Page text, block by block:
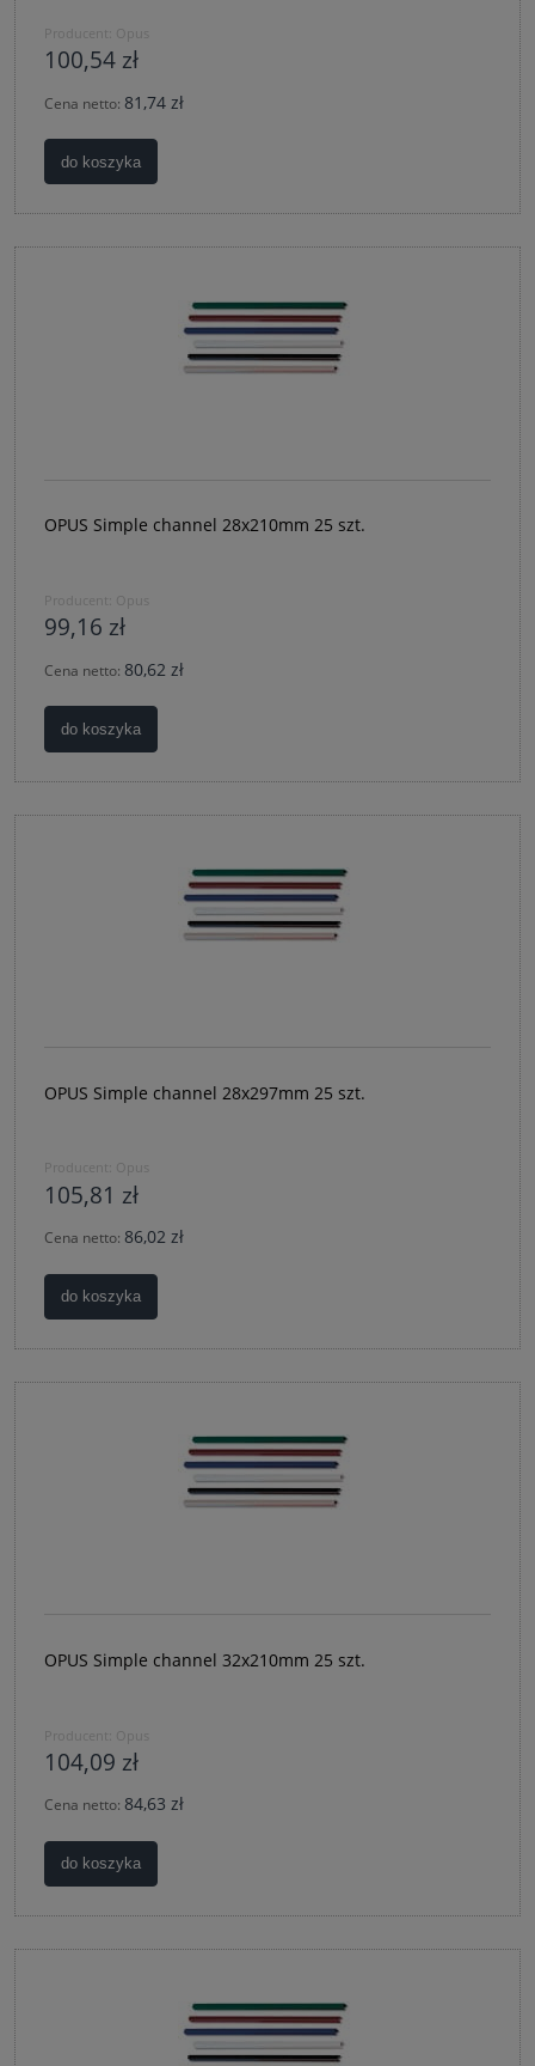
Producent: Opus
100,54 zł
Cena netto: 81,74 zł
do koszyka
OPUS Simple channel 28x210mm 25 szt.
Producent: Opus
99,16 zł
Cena netto: 80,62 zł
do koszyka
OPUS Simple channel 28x297mm 25 szt.
Producent: Opus
105,81 zł
Cena netto: 86,02 zł
do koszyka
OPUS Simple channel 32x210mm 25 szt.
Producent: Opus
104,09 zł
Cena netto: 84,63 zł
do koszyka